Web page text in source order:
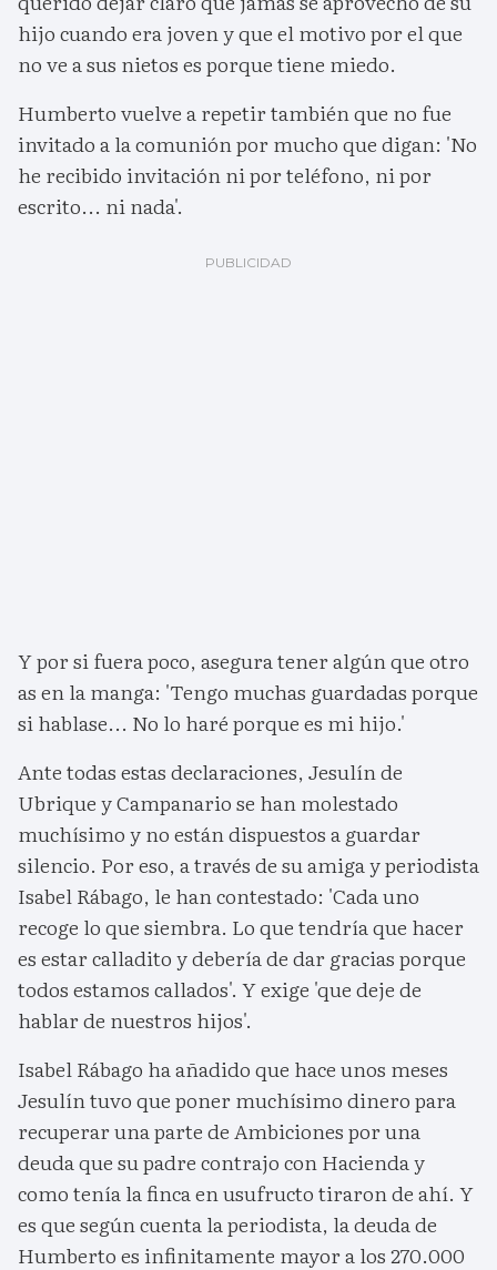
hijo cuando era joven y que el motivo por el que
no ve a sus nietos es porque tiene miedo.
Humberto vuelve a repetir también que no fue
invitado a la comunión por mucho que digan: 'No
he recibido invitación ni por teléfono, ni por
escrito... ni nada'.
Y por si fuera poco, asegura tener algún que otro
as en la manga: 'Tengo muchas guardadas porque
si hablase... No lo haré porque es mi hijo.'
Ante todas estas declaraciones, Jesulín de
Ubrique y Campanario se han molestado
muchísimo y no están dispuestos a guardar
silencio. Por eso, a través de su amiga y periodista
Isabel Rábago, le han contestado: 'Cada uno
recoge lo que siembra. Lo que tendría que hacer
es estar calladito y debería de dar gracias porque
todos estamos callados'. Y exige 'que deje de
hablar de nuestros hijos'.
Isabel Rábago ha añadido que hace unos meses
Jesulín tuvo que poner muchísimo dinero para
recuperar una parte de Ambiciones por una
deuda que su padre contrajo con Hacienda y
como tenía la finca en usufructo tiraron de ahí. Y
es que según cuenta la periodista, la deuda de
Humberto es infinitamente mayor a los 270.000